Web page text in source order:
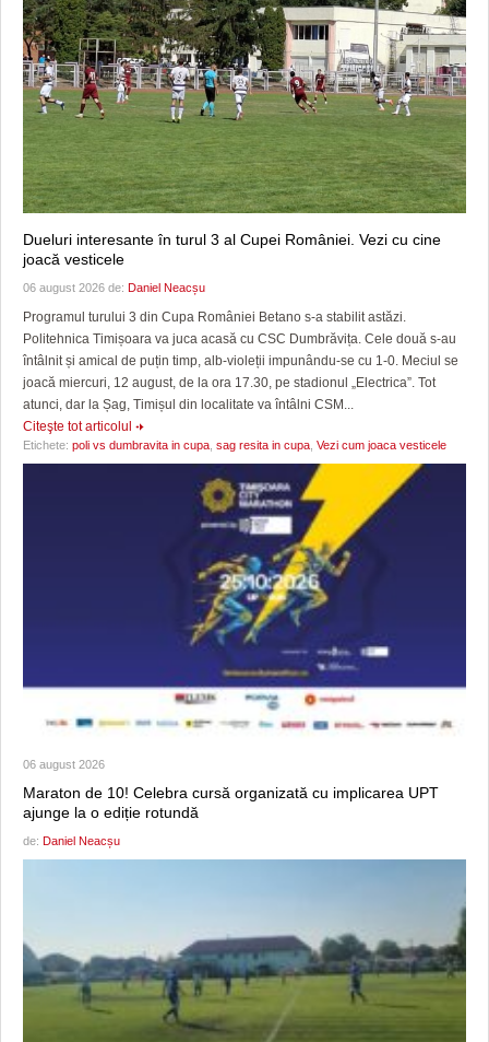
Dueluri interesante în turul 3 al Cupei României. Vezi cu cine
joacă vesticele
06 august 2026 de: Daniel Neacșu
Programul turului 3 din Cupa României Betano s-a stabilit astăzi.
Politehnica Timișoara va juca acasă cu CSC Dumbrăvița. Cele două s-au
întâlnit și amical de puțin timp, alb-violeții impunându-se cu 1-0. Meciul se
joacă miercuri, 12 august, de la ora 17.30, pe stadionul „Electrica”. Tot
atunci, dar la Șag, Timișul din localitate va întâlni CSM...
Citeşte tot articolul
Etichete: poli vs dumbravita in cupa sag resita in cupa Vezi cum joaca vesticele
06 august 2026
Maraton de 10! Celebra cursă organizată cu implicarea UPT
ajunge la o ediție rotundă
de: Daniel Neacșu